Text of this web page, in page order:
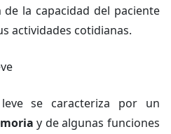
la capacidad del paciente
actividades cotidianas.
se caracteriza por un
y de algunas funciones